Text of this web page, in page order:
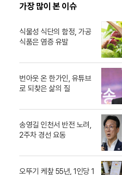
가장 많이 본 이슈
식물성 식단의 함정, 가공
식품은 염증 유발
번아웃 온 한가인, 유튜브
로 되찾은 삶의 질
송영길 인천서 반전 노려,
2주차 경선 요동
오뚜기 케챂 55년, 1인당 1